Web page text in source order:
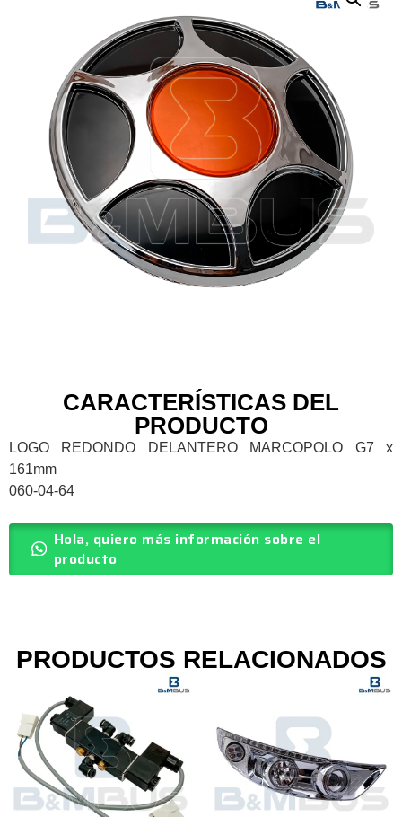
CARACTERÍSTICAS DEL
PRODUCTO
LOGO REDONDO DELANTERO MARCOPOLO G7 x
161mm
060-04-64
Hola, quiero más información sobre el
producto
PRODUCTOS RELACIONADOS